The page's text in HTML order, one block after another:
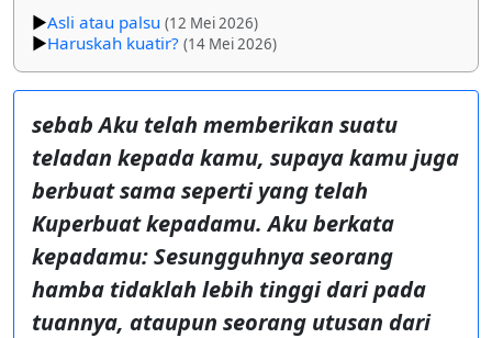
Asli atau palsu (12 Mei 2026)
Haruskah kuatir? (14 Mei 2026)
sebab Aku telah memberikan suatu
teladan kepada kamu, supaya kamu juga
berbuat sama seperti yang telah
Kuperbuat kepadamu. Aku berkata
kepadamu: Sesungguhnya seorang
hamba tidaklah lebih tinggi dari pada
tuannya, ataupun seorang utusan dari